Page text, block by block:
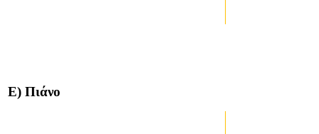
Ε) Πιάνο